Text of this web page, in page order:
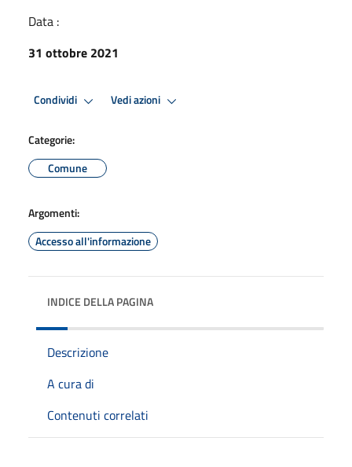
Data :
31 ottobre 2021
Condividi Vedi azioni
Categorie:
Comune
Argomenti:
Accesso all'informazione
INDICE DELLA PAGINA
Descrizione
A cura di
Contenuti correlati